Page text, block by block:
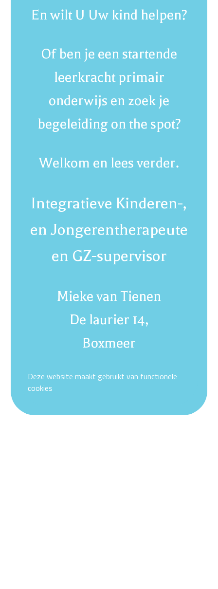
En wilt U Uw kind helpen?
Of ben je een startende
leerkracht primair
onderwijs en zoek je
begeleiding on the spot?
Welkom en lees verder.
Integratieve Kinderen-,
en Jongerentherapeute
en GZ-supervisor
Mieke van Tienen
De laurier 14,
Boxmeer
Deze website maakt gebruikt van functionele
cookies